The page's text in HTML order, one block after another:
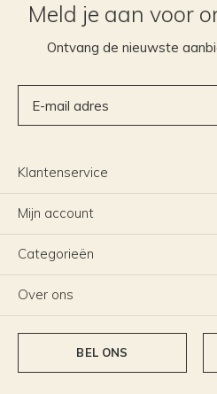
Meld je aan voor
Ontvang de nieuwste
Klantenservice
Mijn account
Categorieën
Over ons
BEL ONS